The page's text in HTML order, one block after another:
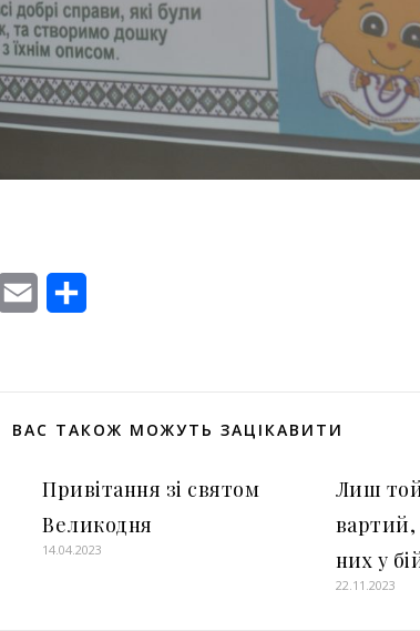
WhatsApp
Email
ВАС ТАКОЖ МОЖУТЬ ЗАЦІКАВИТИ
Привітання зі святом
Великодня
14.04.2023
Лиш
вартий,
них у
22.11.2023